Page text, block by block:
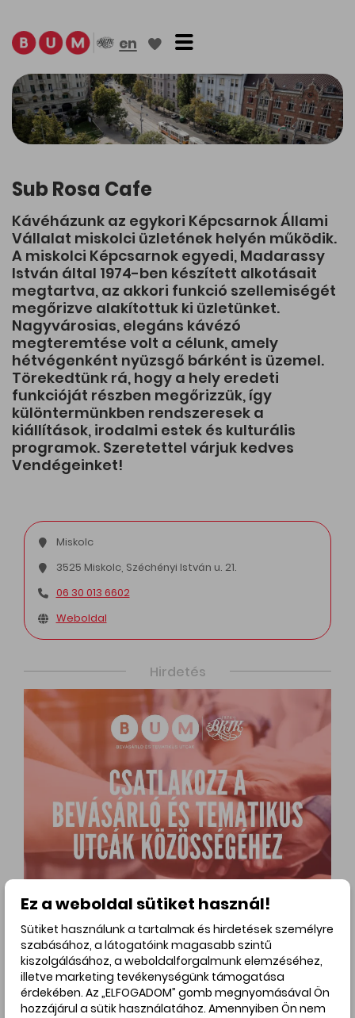
en
Sub Rosa Cafe
Kávéházunk az egykori Képcsarnok Állami
Vállalat miskolci üzletének helyén működik.
A miskolci Képcsarnok egyedi, Madarassy
István által 1974-ben készített alkotásait
megtartva, az akkori funkció szellemiségét
megőrizve alakítottuk ki üzletünket.
Nagyvárosias, elegáns kávézó
megteremtése volt a célunk, amely
hétvégenként nyüzsgő bárként is üzemel.
Törekedtünk rá, hogy a hely eredeti
funkcióját részben megőrizzük, így
különtermünkben rendszeresek a
kiállítások, irodalmi estek és kulturális
programok. Szeretettel várjuk kedves
Vendégeinket!
Miskolc
3525 Miskolc, Széchényi István u. 21.
06 30 013 6602
Weboldal
Hirdetés
Hirdetés
Ez a weboldal sütiket használ!
Sütiket használunk a tartalmak és hirdetések személyre
szabásához, a látogatóink magasabb szintű
kiszolgálásához, a weboldalforgalmunk elemzéséhez,
illetve marketing tevékenységünk támogatása
érdekében. Az „ELFOGADOM” gomb megnyomásával Ön
hozzájárul a sütik használatához. Amennyiben Ön nem